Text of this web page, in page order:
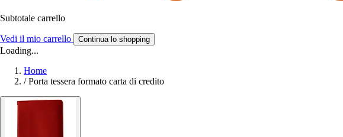
Subtotale carrello
Vedi il mio carrello Continua lo shopping
Loading...
Home
/ Porta tessera formato carta di credito